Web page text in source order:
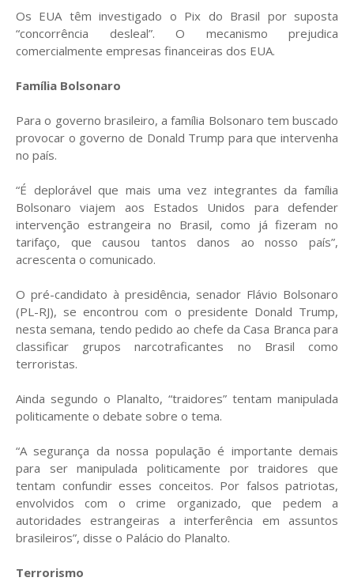
Os EUA têm investigado o Pix do Brasil por suposta
“concorrência desleal”. O mecanismo prejudica
comercialmente empresas financeiras dos EUA.
Família Bolsonaro
Para o governo brasileiro, a família Bolsonaro tem buscado
provocar o governo de Donald Trump para que intervenha
no país.
“É deplorável que mais uma vez integrantes da família
Bolsonaro viajem aos Estados Unidos para defender
intervenção estrangeira no Brasil, como já fizeram no
tarifaço, que causou tantos danos ao nosso país”,
acrescenta o comunicado.
O pré-candidato à presidência, senador Flávio Bolsonaro
(PL-RJ), se encontrou com o presidente Donald Trump,
nesta semana, tendo pedido ao chefe da Casa Branca para
classificar grupos narcotraficantes no Brasil como
terroristas.
Ainda segundo o Planalto, “traidores” tentam manipulada
politicamente o debate sobre o tema.
“A segurança da nossa população é importante demais
para ser manipulada politicamente por traidores que
tentam confundir esses conceitos. Por falsos patriotas,
envolvidos com o crime organizado, que pedem a
autoridades estrangeiras a interferência em assuntos
brasileiros”, disse o Palácio do Planalto.
Terrorismo